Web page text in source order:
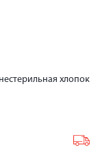
хлопок